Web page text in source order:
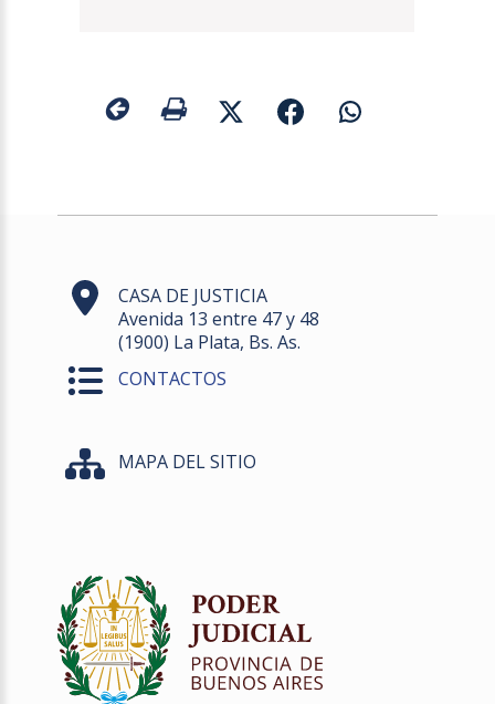
CASA DE JUSTICIA
Avenida 13 entre 47 y 48
(1900) La Plata, Bs. As.
CONTACTOS
MAPA DEL SITIO